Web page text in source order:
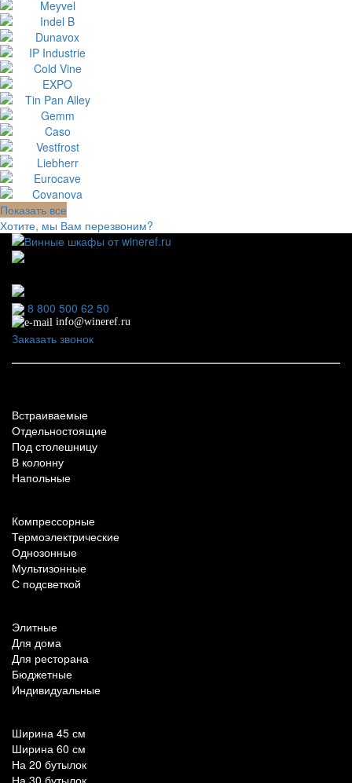
Показать все
Хотите, мы Вам перезвоним?
8 800 500 62 50
info@wineref.ru
Заказать звонок
Встраиваемые
Отдельностоящие
Под столешницу
В колонну
Напольные
Компрессорные
Термоэлектрические
Однозонные
Мультизонные
С подсветкой
Элитные
Для дома
Для ресторана
Бюджетные
Индивидуальные
Ширина 45 см
Ширина 60 см
На 20 бутылок
На 30 бутылок